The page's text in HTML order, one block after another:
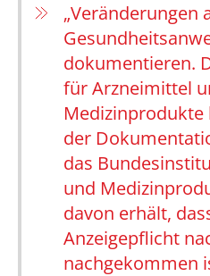
„Veränderungen
dokumentieren.
für Arzneimittel
Medizinprodukte
der
das
und
davon erhält,
Anzeigepflicht
nachgekommen